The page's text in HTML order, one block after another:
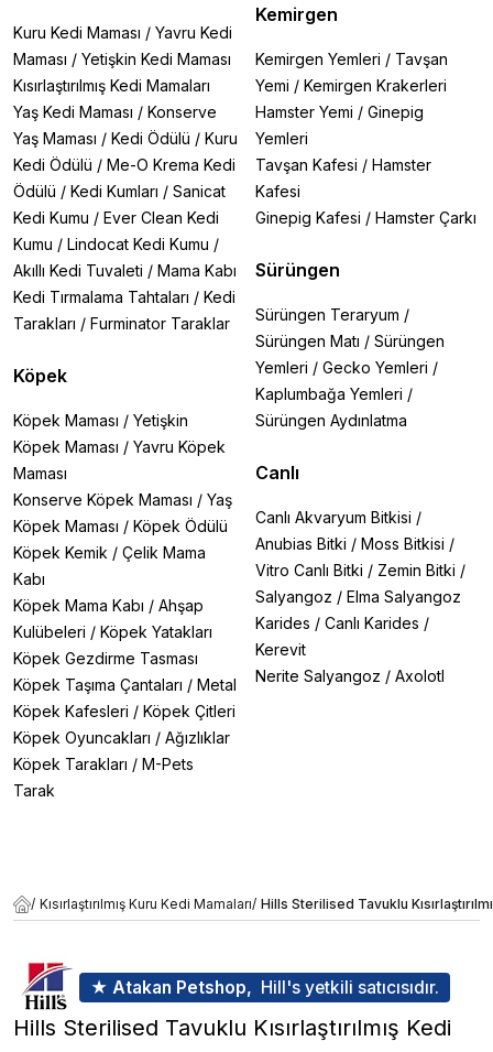
Kuru Kedi Maması / Yavru Kedi
Maması / Yetişkin Kedi Maması
Kısırlaştırılmış Kedi Mamaları
Yaş Kedi Maması / Konserve
Yaş Maması / Kedi Ödülü / Kuru
Kedi Ödülü / Me-O Krema Kedi
Ödülü / Kedi Kumları / Sanicat
Kedi Kumu / Ever Clean Kedi
Kumu / Lindocat Kedi Kumu /
Akıllı Kedi Tuvaleti / Mama Kabı
Kedi Tırmalama Tahtaları / Kedi
Tarakları / Furminator Taraklar
Köpek
Köpek Maması / Yetişkin
Köpek Maması / Yavru Köpek
Maması
Konserve Köpek Maması / Yaş
Köpek Maması / Köpek Ödülü
Köpek Kemik / Çelik Mama
Kabı
Köpek Mama Kabı / Ahşap
Kulübeleri / Köpek Yatakları
Köpek Gezdirme Tasması
Köpek Taşıma Çantaları / Metal
Köpek Kafesleri / Köpek Çitleri
Köpek Oyuncakları / Ağızlıklar
Köpek Tarakları / M-Pets
Tarak
Kemirgen
Kemirgen Yemleri / Tavşan
Yemi / Kemirgen Krakerleri
Hamster Yemi / Ginepig
Yemleri
Tavşan Kafesi / Hamster
Kafesi
Ginepig Kafesi / Hamster Çarkı
Sürüngen
Sürüngen Teraryum /
Sürüngen Matı / Sürüngen
Yemleri / Gecko Yemleri /
Kaplumbağa Yemleri /
Sürüngen Aydınlatma
Canlı
Canlı Akvaryum Bitkisi /
Anubias Bitki / Moss Bitkisi /
Vitro Canlı Bitki / Zemin Bitki /
Salyangoz / Elma Salyangoz
Karides / Canlı Karides /
Kerevit
Nerite Salyangoz / Axolotl
/ Kısırlaştırılmış Kuru Kedi Mamaları/ Hills Sterilised Tavuklu
★ Atakan Petshop, Hill's yetkili satıcısıdır.
Hills Sterilised Tavuklu Kısırlaştırılmış Kedi